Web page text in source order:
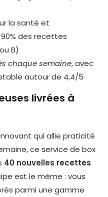
la santé et
des recettes
B)
chaque semaine, avec
autour de 4,4/5
livrées à
qui allie praticité
ce service de box
40 nouvelles recettes
est le même : vous
parmi une gamme